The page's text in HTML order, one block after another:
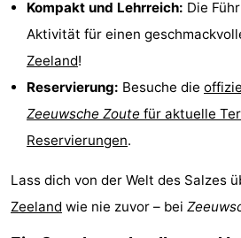
tun
Museen
Denkmäler
Kirchen
Mühlen
Aussichtspunkte
Attraktionen
Kompakt und Lehrreich: Die
Aktivität für einen
Zeeland!
Reservierung: Besuche die
Zeeuwsche Zoute für aktuelle
Reservierungen.
Lass dich von der Welt des Salzes
Zeeland wie nie zuvor – bei